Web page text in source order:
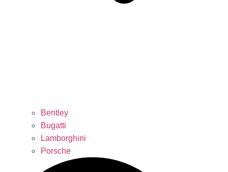
Bentley
Bugatti
Lamborghini
Porsche